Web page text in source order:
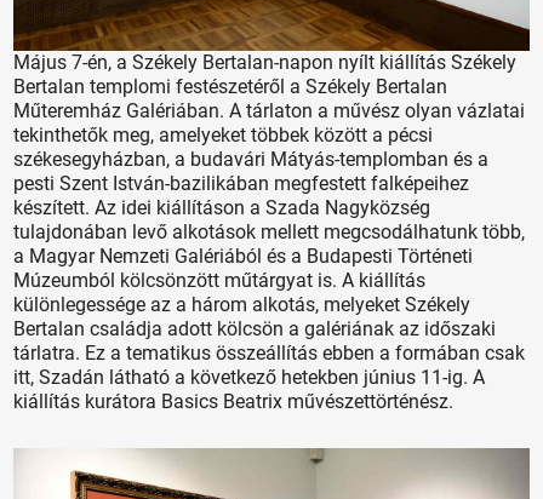
Május 7-én, a Székely Bertalan-napon nyílt kiállítás Székely
Bertalan templomi festészetéről a Székely Bertalan
Műteremház Galériában. A tárlaton a művész olyan vázlatai
tekinthetők meg, amelyeket többek között a pécsi
székesegyházban, a budavári Mátyás-templomban és a
pesti Szent István-bazilikában megfestett falképeihez
készített. Az idei kiállításon a Szada Nagyközség
tulajdonában levő alkotások mellett megcsodálhatunk több,
a Magyar Nemzeti Galériából és a Budapesti Történeti
Múzeumból kölcsönzött műtárgyat is. A kiállítás
különlegessége az a három alkotás, melyeket Székely
Bertalan családja adott kölcsön a galériának az időszaki
tárlatra. Ez a tematikus összeállítás ebben a formában csak
itt, Szadán látható a következő hetekben június 11-ig. A
kiállítás kurátora Basics Beatrix művészettörténész.